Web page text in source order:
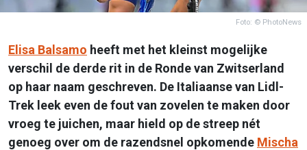
Foto: © PhotoNews
Elisa Balsamo heeft met het kleinst mogelijke
verschil de derde rit in de Ronde van Zwitserland
op haar naam geschreven. De Italiaanse van Lidl-
Trek leek even de fout van zovelen te maken door
vroeg te juichen, maar hield op de streep nét
genoeg over om de razendsnel opkomende Mischa